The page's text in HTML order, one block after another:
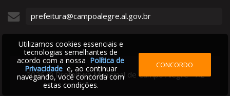
prefeitura@campoalegre.al.gov.br
2026 ©Prefeitura Municipal de Campo Alegre - AL
Utilizamos cookies essenciais e
tecnologias semelhantes de
acordo com a nossa Política de
Privacidadee, ao continuar
navegando, você concorda com
estas condições.
CONCORDO